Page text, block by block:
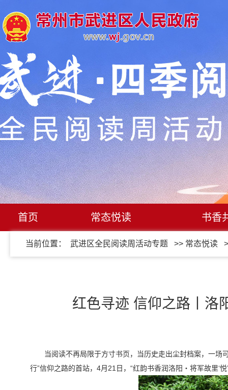
首页 常态悦读 书香
当前位置： 武进区全民阅读周活动专题 >> 常态悦读
红色寻迹 信仰之路丨洛
当阅读不再局限于方寸书页，当历史走出尘封档案，一场
行”信仰之路的首站，4月21日，“红韵书香润洛阳・将军故里‘